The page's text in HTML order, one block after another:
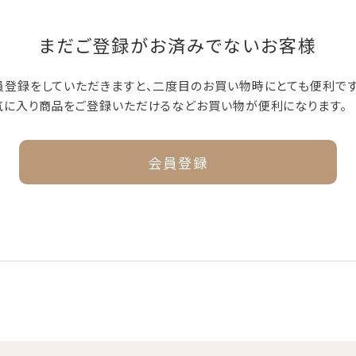
まだご登録がお済みでないお客様
録をしていただきますと、二度目のお買い物時にとても便利です
入り商品をご登録いただけるなどお買い物が便利になります。
会員登録